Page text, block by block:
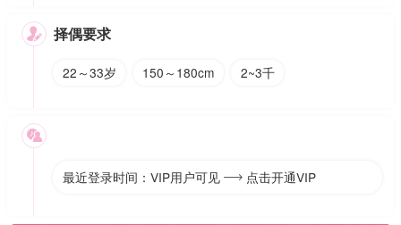
 择偶要求
22～33岁 150～180cm 2~3千

最近登录时间：VIP用户可见  点击开通VIP